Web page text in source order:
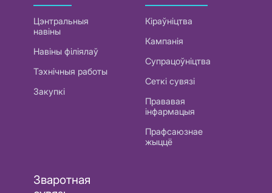
Цэнтральныя
навіны
Навіны філіялаў
Тэхнічныя работы
Закупкі
Кіраўніцтва
Кампанія
Супрацоўніцтва
Сеткі сувязі
Прававая
інфармацыя
Прафсаюзнае
жыццё
Зваротная